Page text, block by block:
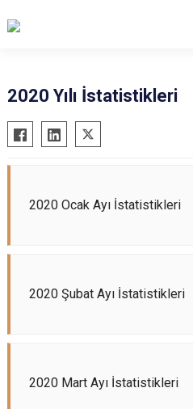
2020 Yılı İstatistikleri
2020 Ocak Ayı İstatistikleri
2020 Şubat Ayı İstatistikleri
2020 Mart Ayı İstatistikleri